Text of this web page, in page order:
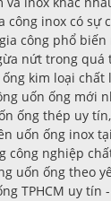
công inox có sự
công phổ
nứt trong
kim loại
uốn ống mới
ống thép uy
uốn ống inox
công nghiệp
uốn ống theo
TPHCM uy tín